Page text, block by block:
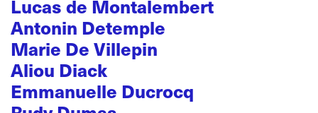
Lucas de Montalembert
Antonin Detemple
Marie De Villepin
Aliou Diack
Emmanuelle Ducrocq